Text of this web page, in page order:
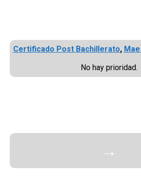
Certificado Post Bachillerato,
No hay prioridad.
→